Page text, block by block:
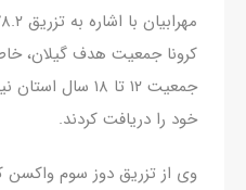
جمعیت ۱۲ تا ۱۸
خود را دریافت کردند.